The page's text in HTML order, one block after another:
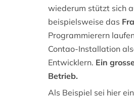
wiederum stützt sich
beispielsweise das
Programmierern
Contao-Installation
Entwicklern. Ein
Betrieb.
Als Beispiel sei hier